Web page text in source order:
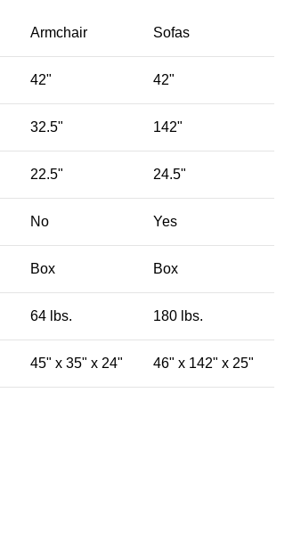
Armchair Sofas
42" 42"
32.5" 142"
22.5" 24.5"
No Yes
Box Box
64 lbs. 180 lbs.
45" x 35" x 24" 46" x 142" x 25"